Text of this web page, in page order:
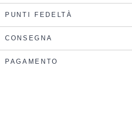
PUNTI FEDELTÀ
CONSEGNA
PAGAMENTO